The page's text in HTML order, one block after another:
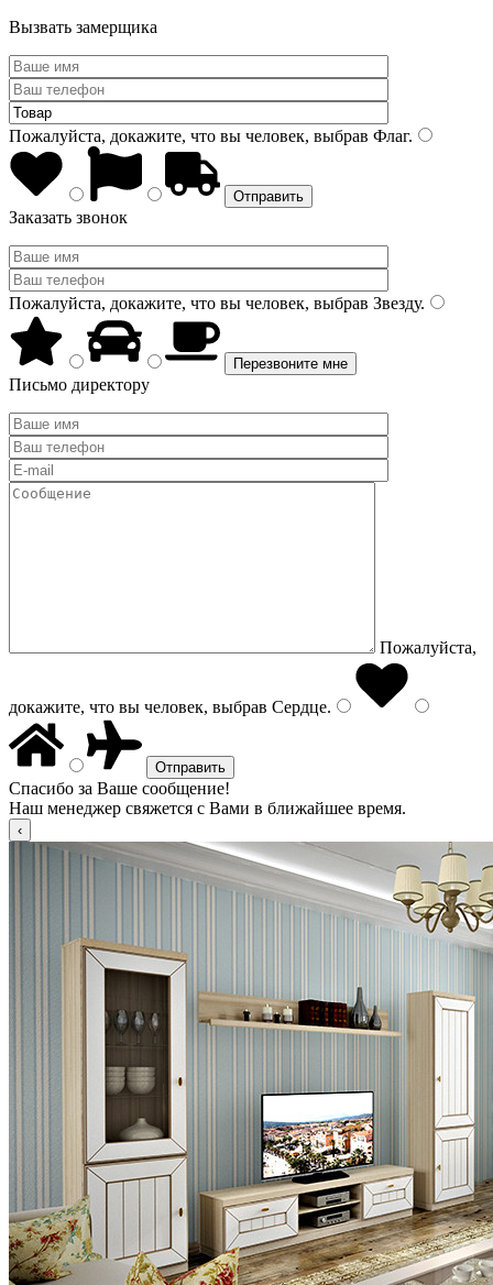
Вызвать замерщика
Пожалуйста, докажите, что вы человек, выбрав Флаг.
Заказать звонок
Пожалуйста, докажите, что вы человек, выбрав Звезду.
Письмо директору
Пожалуйста,
докажите, что вы человек, выбрав Сердце.
Спасибо за Ваше сообщение!
Наш менеджер свяжется с Вами в ближайшее время.